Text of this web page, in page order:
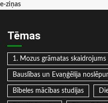
e-ziņas
Tēmas
1. Mozus grāmatas skaidrojums
Bauslības un Evaņģēlija
Bībeles mācības studijas